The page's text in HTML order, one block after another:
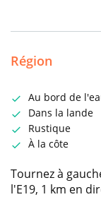
Région
Au bord de
Dans la lande
Rustique
À la côte
Tournez à
l'E19, 1 km en